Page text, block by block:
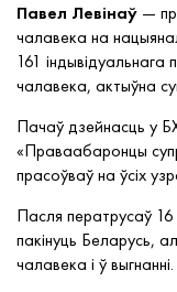
Павел Левінаў —
чалавека на
161
чалавека, актыўна
Пачаў дзейнасць у
«Праваабаронцы
прасоўваў на ўсіх
Пасля ператрусаў
пакінуць Беларусь,
чалавека і ў выгнанні.